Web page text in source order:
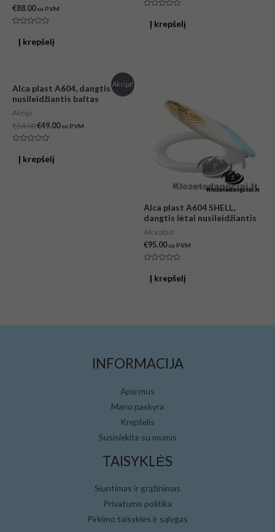
€88.00 su PVM
Į krepšelį
Į krepšelį
Akcija!
Alca plast A604, dangtis lėtai
nusileidžiantis baltas
Akcija
€54.00
price
was:
€49.00
price
is:
su PVM
Į krepšelį
Alca plast A604 SHELL,
dangtis lėtai nusileidžiantis
Alca plast
€95.00 su PVM
Į krepšelį
INFORMACIJA
Apie mus
Mano paskyra
Krepšelis
Susisiekite su mumis
TAISYKLĖS
Siuntimas ir grąžinimas
Privatumo politika
Pirkimo taisyklės ir sąlygas